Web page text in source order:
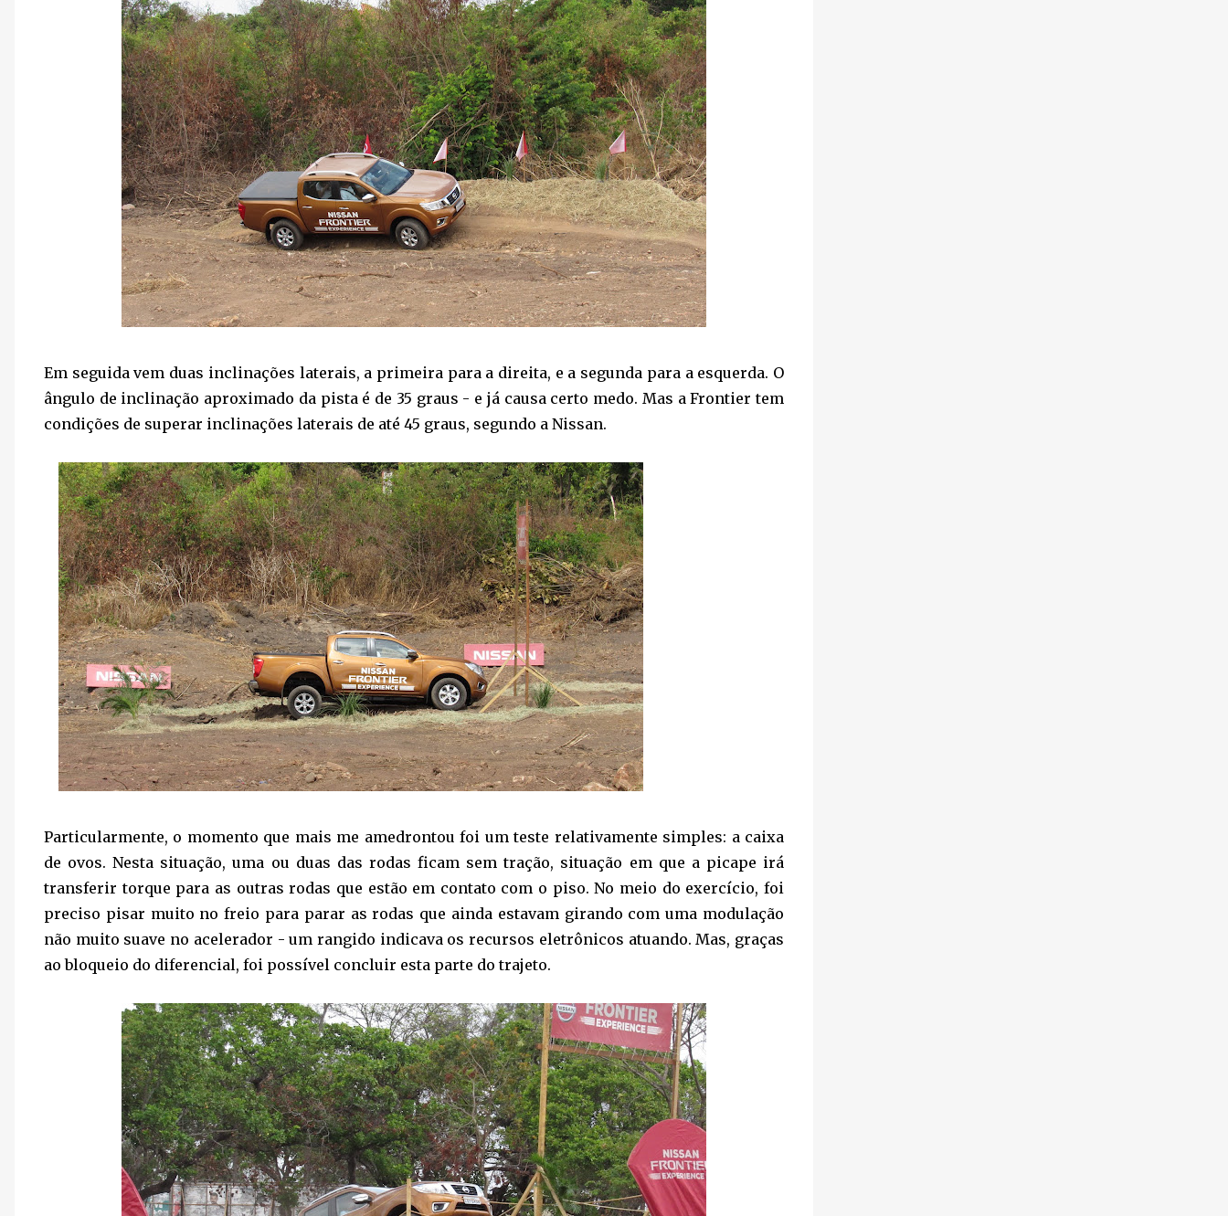
Em seguida vem duas inclinações laterais, a primeira para a direita, e a segunda para a esquerda. O
ângulo de inclinação aproximado da pista é de 35 graus - e já causa certo medo. Mas a Frontier tem
condições de superar inclinações laterais de até 45 graus, segundo a Nissan.
Particularmente, o momento que mais me amedrontou foi um teste relativamente simples: a caixa
de ovos. Nesta situação, uma ou duas das rodas ficam sem tração, situação em que a picape irá
transferir torque para as outras rodas que estão em contato com o piso. No meio do exercício, foi
preciso pisar muito no freio para parar as rodas que ainda estavam girando com uma modulação
não muito suave no acelerador - um rangido indicava os recursos eletrônicos atuando. Mas, graças
ao bloqueio do diferencial, foi possível concluir esta parte do trajeto.